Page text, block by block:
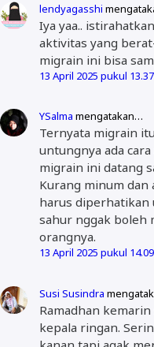
lendyagasshi
Iya yaa..
aktivitas yang
migrain ini bisa
13 April 2025 pukul 13.37
YSalma mengatakan…
Ternyata migrain
untungnya ada
migrain ini datang
Kurang minum dan
harus diperhatikan
sahur nggak boleh
orangnya.
13 April 2025 pukul 14.09
Susi Susindra
Ramadhan
kepala ringan.